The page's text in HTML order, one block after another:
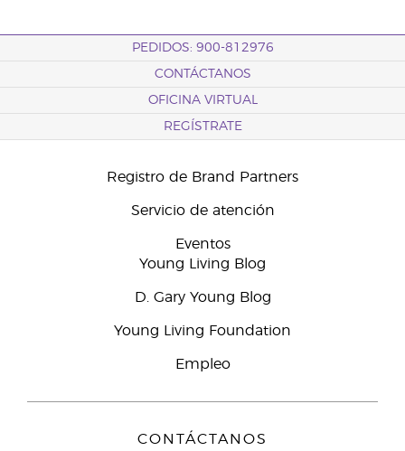
PEDIDOS: 900-812976
CONTÁCTANOS
OFICINA VIRTUAL
REGÍSTRATE
Registro de Brand Partners
Servicio de atención
Eventos
Young Living Blog
D. Gary Young Blog
Young Living Foundation
Empleo
CONTÁCTANOS